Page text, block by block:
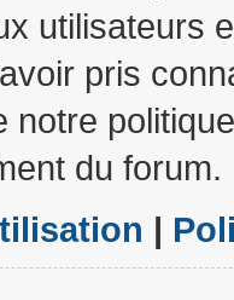
utilisateurs
pris
notre
du forum.
|